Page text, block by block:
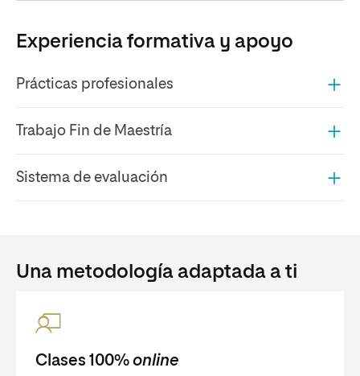
Experiencia formativa y apoyo
Prácticas profesionales
Trabajo Fin de Maestría
Sistema de evaluación
Una metodología adaptada a ti
Clases 100% online